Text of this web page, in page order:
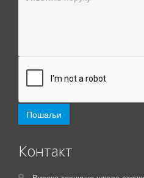
Контакт